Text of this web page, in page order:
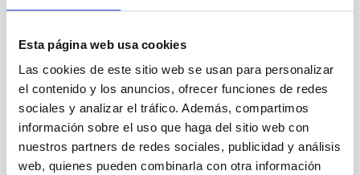
Esta página web usa cookies
Las cookies de este sitio web se usan para personalizar
el contenido y los anuncios, ofrecer funciones de redes
sociales y analizar el tráfico. Además, compartimos
información sobre el uso que haga del sitio web con
nuestros partners de redes sociales, publicidad y análisis
web, quienes pueden combinarla con otra información